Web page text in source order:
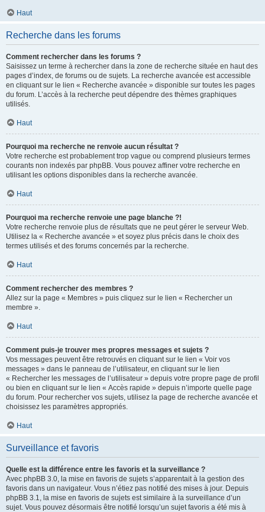
Haut
Recherche dans les forums
Comment rechercher dans les forums ?
Saisissez un terme à rechercher dans la zone de recherche située en haut des
pages d’index, de forums ou de sujets. La recherche avancée est accessible
en cliquant sur le lien « Recherche avancée » disponible sur toutes les pages
du forum. L’accès à la recherche peut dépendre des thèmes graphiques
utilisés.
Haut
Pourquoi ma recherche ne renvoie aucun résultat ?
Votre recherche est probablement trop vague ou comprend plusieurs termes
courants non indexés par phpBB. Vous pouvez affiner votre recherche en
utilisant les options disponibles dans la recherche avancée.
Haut
Pourquoi ma recherche renvoie une page blanche ?!
Votre recherche renvoie plus de résultats que ne peut gérer le serveur Web.
Utilisez la « Recherche avancée » et soyez plus précis dans le choix des
termes utilisés et des forums concernés par la recherche.
Haut
Comment rechercher des membres ?
Allez sur la page « Membres » puis cliquez sur le lien « Rechercher un
membre ».
Haut
Comment puis-je trouver mes propres messages et sujets ?
Vos messages peuvent être retrouvés en cliquant sur le lien « Voir vos
messages » dans le panneau de l’utilisateur, en cliquant sur le lien
« Rechercher les messages de l’utilisateur » depuis votre propre page de profil
ou bien en cliquant sur le lien « Accès rapide » depuis n’importe quelle page
du forum. Pour rechercher vos sujets, utilisez la page de recherche avancée et
choisissez les paramètres appropriés.
Haut
Surveillance et favoris
Quelle est la différence entre les favoris et la surveillance ?
Avec phpBB 3.0, la mise en favoris de sujets s’apparentait à la gestion des
favoris dans un navigateur. Vous n’étiez pas notifié des mises à jour. Depuis
phpBB 3.1, la mise en favoris de sujets est similaire à la surveillance d’un
sujet. Vous pouvez désormais être notifié lorsqu’un sujet favoris a été mis à